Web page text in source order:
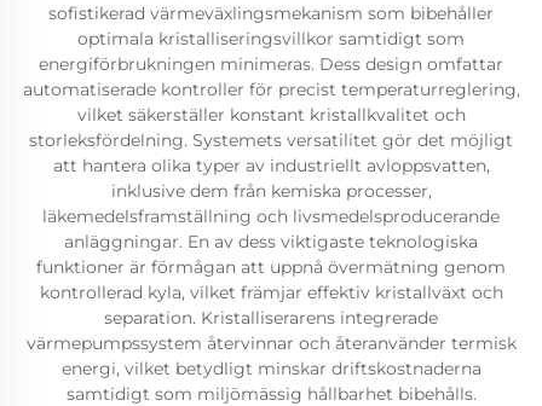
sofistikerad värmeväxlingsmekanism som bibehåller
optimala kristalliseringsvillkor samtidigt som
energiförbrukningen minimeras. Dess design omfattar
automatiserade kontroller för precist temperaturreglering,
vilket säkerställer konstant kristallkvalitet och
storleksfördelning. Systemets versatilitet gör det möjligt
att hantera olika typer av industriellt avloppsvatten,
inklusive dem från kemiska processer,
läkemedelsframställning och livsmedelsproducerande
anläggningar. En av dess viktigaste teknologiska
funktioner är förmågan att uppnå övermätning genom
kontrollerad kyla, vilket främjar effektiv kristallväxt och
separation. Kristalliserarens integrerade
värmepumpssystem återvinnar och återanvänder termisk
energi, vilket betydligt minskar driftskostnaderna
samtidigt som miljömässig hållbarhet bibehålls.